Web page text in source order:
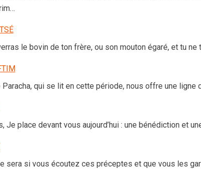
le bovin de ton frère, ou son mouton égaré, et tu ne
Paracha, qui se lit en cette période, nous offre une ligne
Je place devant vous aujourd’hui : une bénédiction et
sera si vous écoutez ces préceptes et que vous les